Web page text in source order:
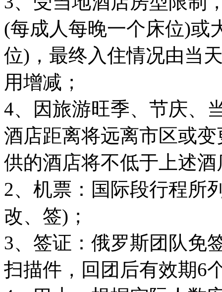
(每成人每晚一个床位)或
位)，最终入住情况由当
用增减；
4、因旅游旺季、节庆、
酒店距离将远离市区或
供的酒店将不低于上述
2、机票：国际段行程所
改、签)；
3、签证：俄罗斯团队免
扫描件，回团后有效期6